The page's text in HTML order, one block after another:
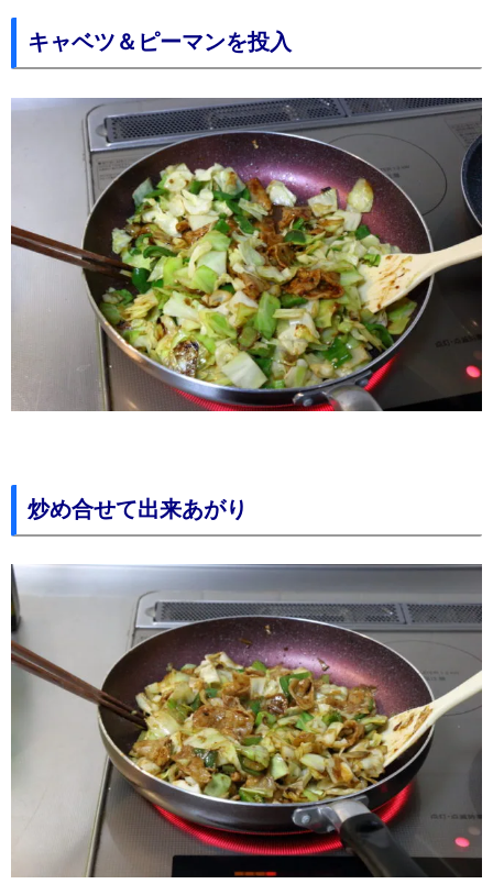
キャベツ＆ピーマンを投入
炒め合せて出来あがり